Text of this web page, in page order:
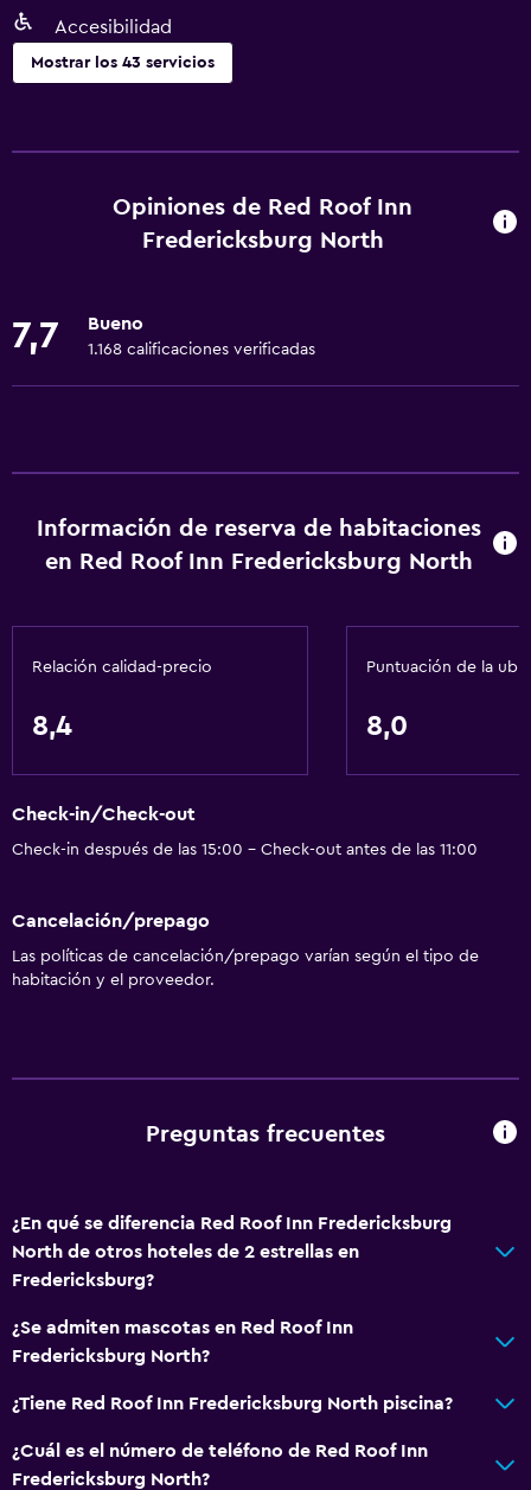
Accesibilidad
Mostrar los 43 servicios
Wifi gratis
Wifi disponible en todas las instalaciones
Calefacción
Papeleras
Habitaciones para no fumadores disponibles
Mascotas permitidas bajo consulta (pueden aplicar cargos
Accesibilidad
Lavabo bajo
Estacionamiento accesible
Áreas designadas para fumadores
Comedor
Nevera
Cafetera
Microondas
Sistema de entretenimiento
TV por cable o vía satélite
TV de pantalla plana
Baño
Aseo
Inodoro con cisterna alta
Opiniones de Red Roof Inn
Fredericksburg North
7,7 Bueno
1.168 calificaciones verificadas
Información de reserva de habitaciones
en Red Roof Inn Fredericksburg North
Relación calidad-precio
8,4
Puntuación de la
8,0
Check-in/Check-out
Check-in después de las 15:00 - Check-out antes de las 11:00
Cancelación/prepago
Las políticas de cancelación/prepago varían según el tipo de
habitación y el proveedor.
Preguntas frecuentes
¿En qué se diferencia Red Roof Inn Fredericksburg
North de otros hoteles de 2 estrellas en
Fredericksburg?
¿Se admiten mascotas en Red Roof Inn
Fredericksburg North?
¿Tiene Red Roof Inn Fredericksburg North piscina?
¿Cuál es el número de teléfono de Red Roof Inn
Fredericksburg North?